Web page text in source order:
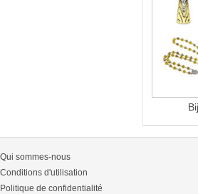
Qui sommes-nous
Conditions d'utilisation
Politique de confidentialité